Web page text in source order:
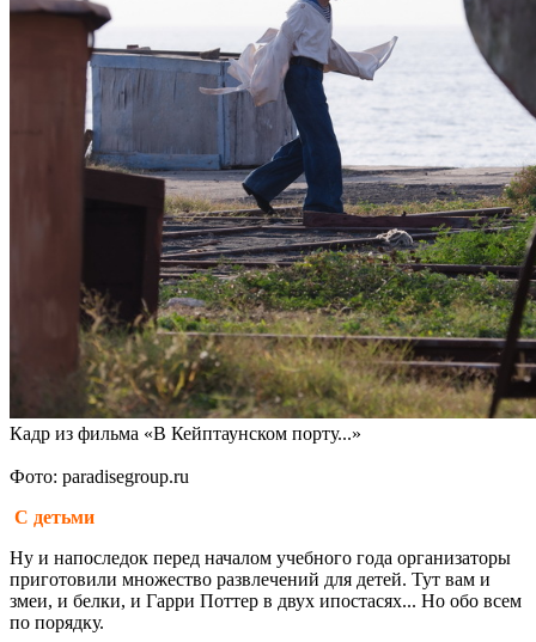
Кадр из фильма «В Кейптаунском порту...»
Фото: paradisegroup.ru
С детьми
Ну и напоследок перед началом учебного года организаторы
приготовили множество развлечений для детей. Тут вам и
змеи, и белки, и Гарри Поттер в двух ипостасях... Но обо всем
по порядку.